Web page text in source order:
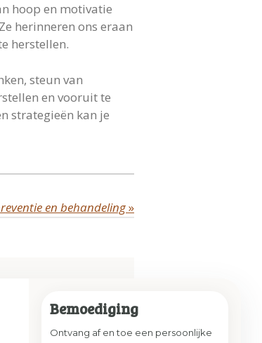
hoop en motivatie
herinneren ons eraan
herstellen.
steun van
en vooruit te
strategieën kan je
en behandeling»
Bemoediging
Ontvang af en toe een persoonlijke